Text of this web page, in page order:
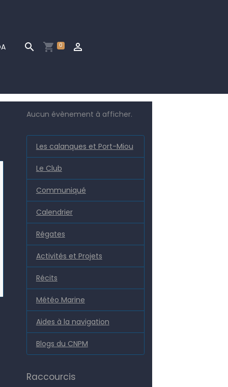
0
Aucun évènement à afficher.
Les calanques et Port-Miou
Le Club
Communiqué
Calendrier
Régates
Activités et Projets
Récits
Météo Marine
Aides à la navigation
Blogs du CNPM
Raccourcis